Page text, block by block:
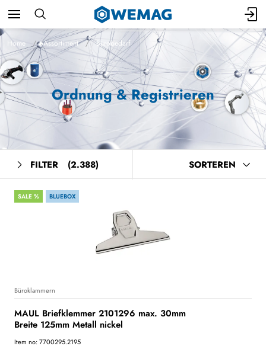
Home Assortiment Bürobedarf
Ordnung & Registrieren
FILTER (2.388) SORTEREN
SALE % BLUEBOX
Büroklammern
MAUL Briefklemmer 2101296 max. 30mm
Breite 125mm Metall nickel
Item no: 7700295.2195